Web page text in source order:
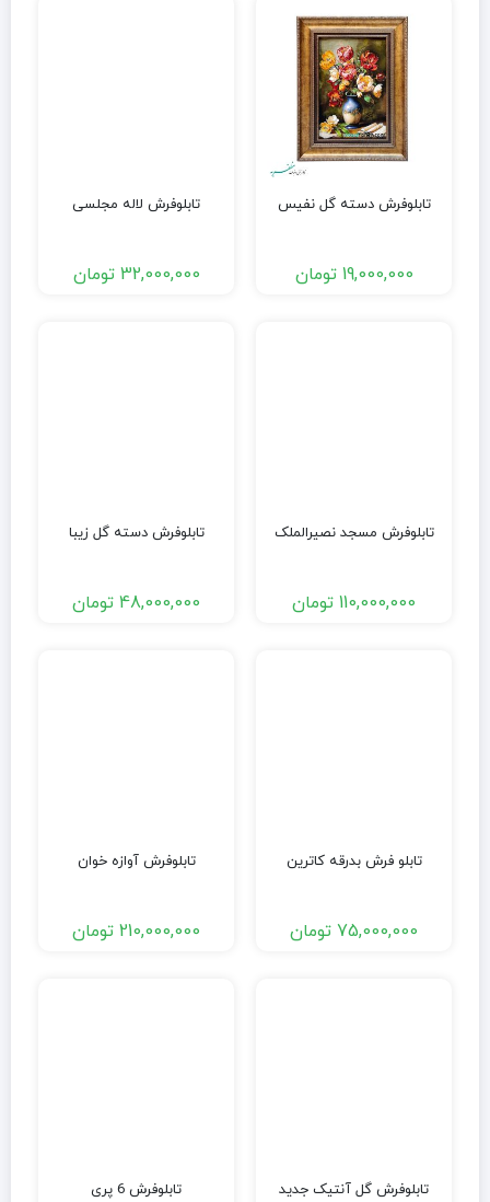
تابلوفرش دسته گل نفیس
19,000,000 تومان
تابلوفرش لاله مجلسی
32,000,000 تومان
تابلوفرش مسجد نصیرالملک
110,000,000 تومان
تابلوفرش دسته گل زیبا
48,000,000 تومان
تابلو فرش بدرقه کاترین
75,000,000 تومان
تابلوفرش آوازه خوان
210,000,000 تومان
تابلوفرش گل آنتیک جدید تابلوفرش 6 پری